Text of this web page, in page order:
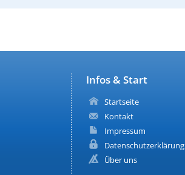
Infos & Start
Startseite
Kontakt
Impressum
Datenschutzerklärung
Über uns